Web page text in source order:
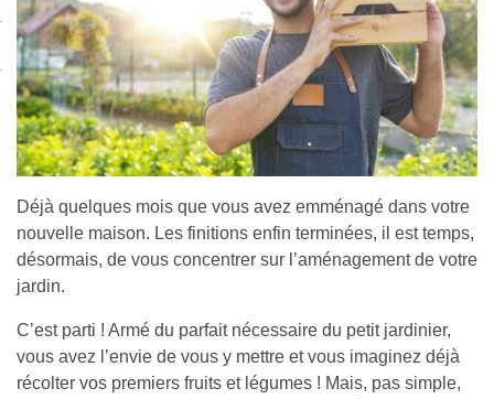
Déjà quelques mois que vous avez emménagé dans votre
nouvelle maison. Les finitions enfin terminées, il est temps,
désormais, de vous concentrer sur l’aménagement de votre
jardin.
C’est parti ! Armé du parfait nécessaire du petit jardinier,
vous avez l’envie de vous y mettre et vous imaginez déjà
récolter vos premiers fruits et légumes ! Mais, pas simple,